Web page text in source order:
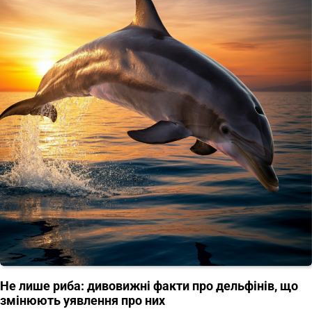
Не лише риба: дивовижні факти про дельфінів, що
змінюють уявлення про них